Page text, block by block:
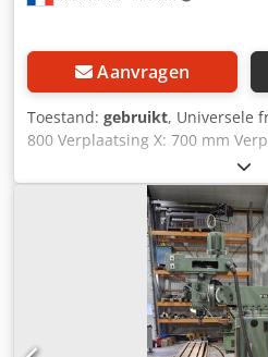
Aanvragen
Toestand: gebruikt, Universele
800 Verplaatsing X: 700 mm
Verplaatsing Z: 450 mm Spindel
mm Spindelsnelheid: van 32 tot
Tafelafmetingen: Lengte 1050
Dkedpfx Anozm Sqfokjr
mm Tafelrotatie op 360°
assen ACU-RITE Sensorboren
Koppelingsnelheid gebruikt
380 V Breedte: 2000 mm Diepte:
mm Gewicht: 3 T